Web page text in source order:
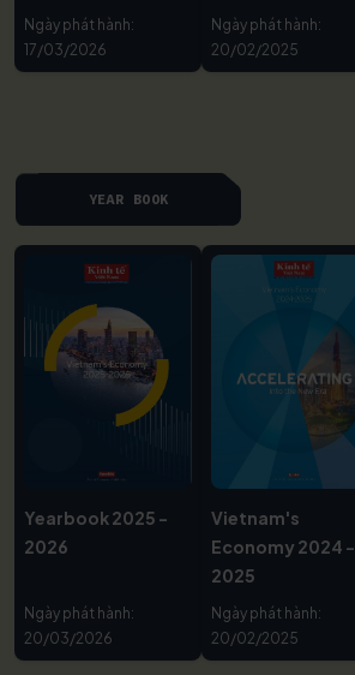
Ngày phát hành:
17/03/2026
Ngày phát hành:
20/02/2025
YEAR BOOK
Yearbook 2025 -
2026
Ngày phát hành:
20/03/2026
Vietnam's
Economy 2024 -
2025
Ngày phát hành:
20/02/2025